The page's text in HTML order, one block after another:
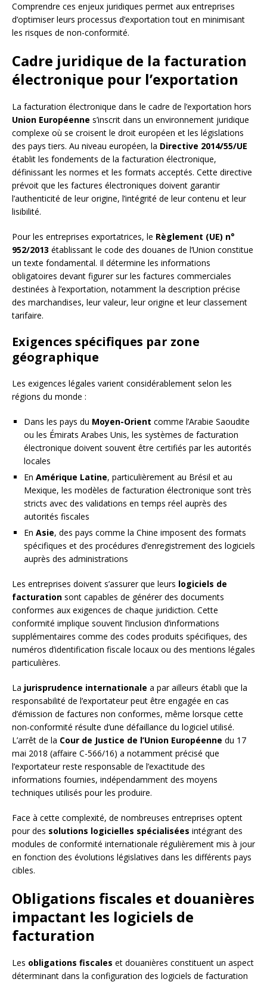
Comprendre ces enjeux juridiques permet aux entreprises
d’optimiser leurs processus d’exportation tout en minimisant
les risques de non-conformité.
Cadre juridique de la facturation
électronique pour l’exportation
La facturation électronique dans le cadre de l’exportation hors
Union Européenne s’inscrit dans un environnement juridique
complexe où se croisent le droit européen et les législations
des pays tiers. Au niveau européen, la Directive 2014/55/UE
établit les fondements de la facturation électronique,
définissant les normes et les formats acceptés. Cette directive
prévoit que les factures électroniques doivent garantir
l’authenticité de leur origine, l’intégrité de leur contenu et leur
lisibilité.
Pour les entreprises exportatrices, le Règlement (UE) n°
952/2013 établissant le code des douanes de l’Union constitue
un texte fondamental. Il détermine les informations
obligatoires devant figurer sur les factures commerciales
destinées à l’exportation, notamment la description précise
des marchandises, leur valeur, leur origine et leur classement
tarifaire.
Exigences spécifiques par zone
géographique
Les exigences légales varient considérablement selon les
régions du monde :
Dans les pays du Moyen-Orient comme l’Arabie Saoudite
ou les Émirats Arabes Unis, les systèmes de facturation
électronique doivent souvent être certifiés par les autorités
locales
En Amérique Latine, particulièrement au Brésil et au
Mexique, les modèles de facturation électronique sont très
stricts avec des validations en temps réel auprès des
autorités fiscales
En Asie, des pays comme la Chine imposent des formats
spécifiques et des procédures d’enregistrement des logiciels
auprès des administrations
Les entreprises doivent s’assurer que leurs logiciels de
facturation sont capables de générer des documents
conformes aux exigences de chaque juridiction. Cette
conformité implique souvent l’inclusion d’informations
supplémentaires comme des codes produits spécifiques, des
numéros d’identification fiscale locaux ou des mentions légales
particulières.
La jurisprudence internationale a par ailleurs établi que la
responsabilité de l’exportateur peut être engagée en cas
d’émission de factures non conformes, même lorsque cette
non-conformité résulte d’une défaillance du logiciel utilisé.
L’arrêt de la Cour de Justice de l’Union Européenne du 17
mai 2018 (affaire C-566/16) a notamment précisé que
l’exportateur reste responsable de l’exactitude des
informations fournies, indépendamment des moyens
techniques utilisés pour les produire.
Face à cette complexité, de nombreuses entreprises optent
pour des solutions logicielles spécialisées intégrant des
modules de conformité internationale régulièrement mis à jour
en fonction des évolutions législatives dans les différents pays
cibles.
Obligations fiscales et douanières
impactant les logiciels de
facturation
Les obligations fiscales et douanières constituent un aspect
déterminant dans la configuration des logiciels de facturation